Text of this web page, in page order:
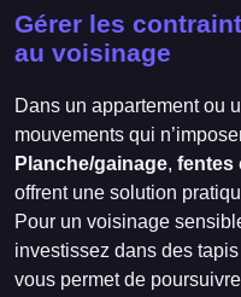
Gérer les
au voisinage
Dans un appartement ou
mouvements qui
Planche/gainage, fentes
offrent une solution
Pour un voisinage
investissez dans des
vous permet de